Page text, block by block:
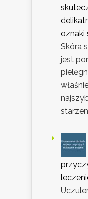
oznaki
Skóra
jest